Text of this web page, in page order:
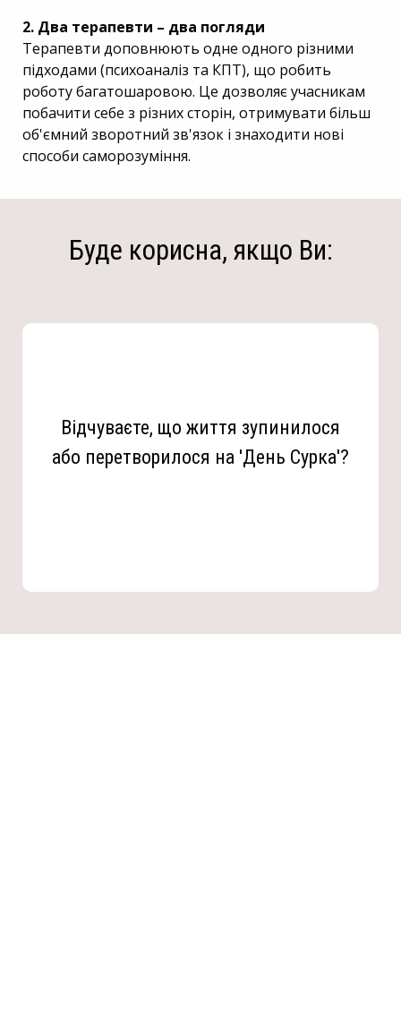
2. Два терапевти – два погляди
Терапевти доповнюють одне одного різними
підходами (психоаналіз та КПТ), що робить
роботу багатошаровою. Це дозволяє учасникам
побачити себе з різних сторін, отримувати більш
об'ємний зворотний зв'язок і знаходити нові
способи саморозуміння.
Буде корисна, якщо Ви:
Відчуваєте, що життя зупинилося
або перетворилося на 'День Сурка'?